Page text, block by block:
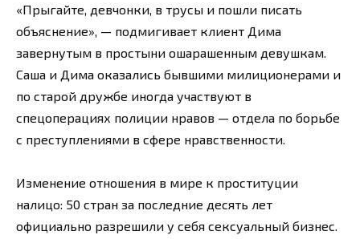
«Прыгайте, девчонки, в трусы и пошли писать
объяснение», — подмигивает клиент Дима
завернутым в простыни ошарашенным девушкам.
Саша и Дима оказались бывшими милиционерами и
по старой дружбе иногда участвуют в
спецоперациях полиции нравов — отдела по борьбе
с преступлениями в сфере нравственности.
Изменение отношения в мире к проституции
налицо: 50 стран за последние десять лет
официально разрешили у себя сексуальный бизнес.